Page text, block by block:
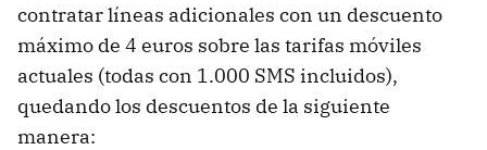
contratar líneas adicionales con un descuento
máximo de 4 euros sobre las tarifas móviles
actuales (todas con 1.000 SMS incluidos),
quedando los descuentos de la siguiente
manera: